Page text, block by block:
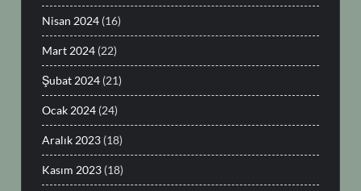
Nisan 2024 (16)
Mart 2024 (22)
Şubat 2024 (21)
Ocak 2024 (24)
Aralık 2023 (18)
Kasım 2023 (18)